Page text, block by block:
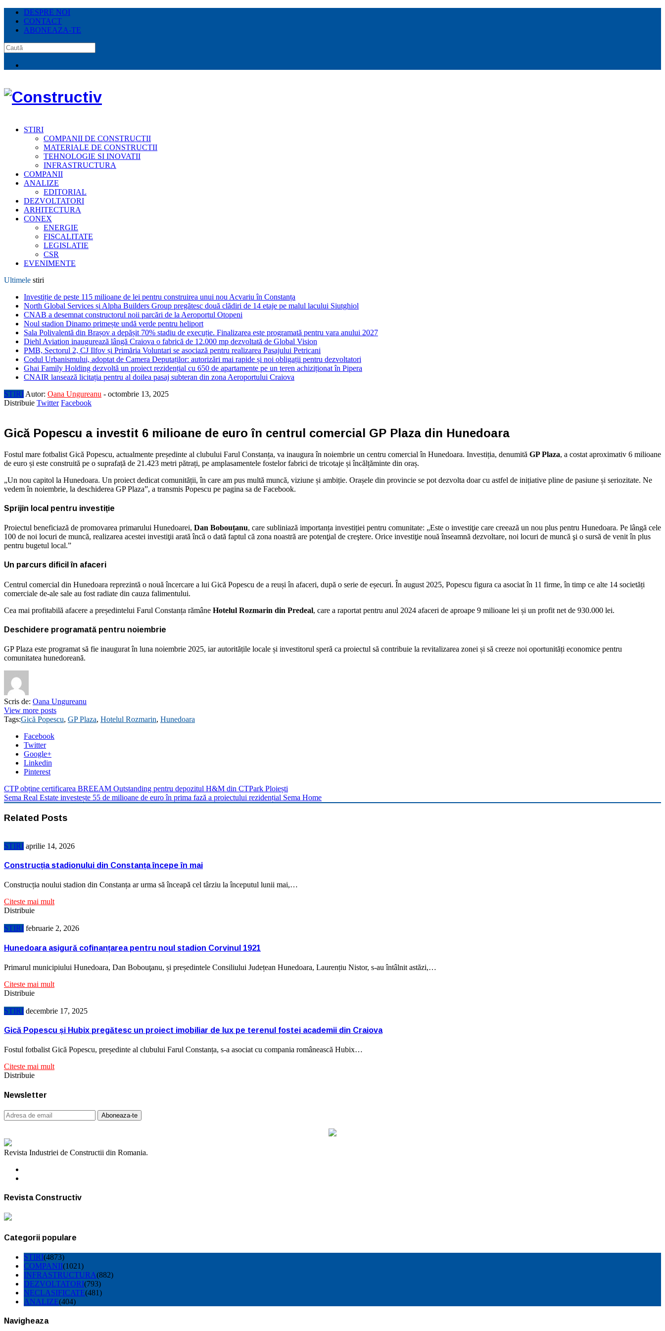
DESPRE NOI
CONTACT
ABONEAZA-TE
STIRI
COMPANII DE CONSTRUCTII
MATERIALE DE CONSTRUCTII
TEHNOLOGIE SI INOVATII
INFRASTRUCTURA
COMPANII
ANALIZE
EDITORIAL
DEZVOLTATORI
ARHITECTURA
CONEX
ENERGIE
FISCALITATE
LEGISLATIE
CSR
EVENIMENTE
Ultimele stiri
Investiție de peste 115 milioane de lei pentru construirea unui nou Acvariu în Constanța
North Global Services și Alpha Builders Group pregătesc două clădiri de 14 etaje pe malul lacului Siutghiol
CNAB a desemnat constructorul noii parcări de la Aeroportul Otopeni
Noul stadion Dinamo primește undă verde pentru heliport
Sala Polivalentă din Brașov a depășit 70% stadiu de execuție. Finalizarea este programată pentru vara anului 2027
Diehl Aviation inaugurează lângă Craiova o fabrică de 12.000 mp dezvoltată de Global Vision
PMB, Sectorul 2, CJ Ilfov și Primăria Voluntari se asociază pentru realizarea Pasajului Petricani
Codul Urbanismului, adoptat de Camera Deputaților: autorizări mai rapide și noi obligații pentru dezvoltatori
Ghai Family Holding dezvoltă un proiect rezidențial cu 650 de apartamente pe un teren achiziționat în Pipera
CNAIR lansează licitația pentru al doilea pasaj subteran din zona Aeroportului Craiova
STIRI Autor: Oana Ungureanu - octombrie 13, 2025
Distribuie Twitter Facebook
Gică Popescu a investit 6 milioane de euro în centrul comercial GP Plaza din Hunedoara
Fostul mare fotbalist Gică Popescu, actualmente președinte al clubului Farul Constanța, va inaugura în noiembrie un centru comercial în Hunedoara. Investiția, denumită GP Plaza, a costat aproximativ 6 milioane
de euro și este construită pe o suprafață de 21.423 metri pătrați, pe amplasamentele fostelor fabrici de tricotaje și încălțăminte din oraș.
„Un nou capitol la Hunedoara. Un proiect dedicat comunității, în care am pus multă muncă, viziune și ambiție. Orașele din provincie se pot dezvolta doar cu astfel de inițiative pline de pasiune și seriozitate. Ne
vedem în noiembrie, la deschiderea GP Plaza”, a transmis Popescu pe pagina sa de Facebook.
Sprijin local pentru investiție
Proiectul beneficiază de promovarea primarului Hunedoarei, Dan Bobouțanu, care subliniază importanța investiției pentru comunitate: „Este o investiţie care creează un nou plus pentru Hunedoara. Pe lângă cele
100 de noi locuri de muncă, realizarea acestei investiţii arată încă o dată faptul că zona noastră are potenţial de creştere. Orice investiţie nouă înseamnă dezvoltare, noi locuri de muncă şi o sursă de venit în plus
pentru bugetul local.”
Un parcurs dificil în afaceri
Centrul comercial din Hunedoara reprezintă o nouă încercare a lui Gică Popescu de a reuși în afaceri, după o serie de eșecuri. În august 2025, Popescu figura ca asociat în 11 firme, în timp ce alte 14 societăți
comerciale de-ale sale au fost radiate din cauza falimentului.
Cea mai profitabilă afacere a președintelui Farul Constanța rămâne Hotelul Rozmarin din Predeal, care a raportat pentru anul 2024 afaceri de aproape 9 milioane lei și un profit net de 930.000 lei.
Deschidere programată pentru noiembrie
GP Plaza este programat să fie inaugurat în luna noiembrie 2025, iar autoritățile locale și investitorul speră ca proiectul să contribuie la revitalizarea zonei și să creeze noi oportunități economice pentru
comunitatea hunedoreană.
Scris de: Oana Ungureanu
View more posts
Tags:Gică Popescu, GP Plaza, Hotelul Rozmarin, Hunedoara
Facebook
Twitter
Google+
Linkedin
Pinterest
CTP obține certificarea BREEAM Outstanding pentru depozitul H&M din CTPark Ploiești
Sema Real Estate investește 55 de milioane de euro în prima fază a proiectului rezidențial Sema Home
Related Posts
STIRI aprilie 14, 2026
Construcția stadionului din Constanța începe în mai
Construcția noului stadion din Constanța ar urma să înceapă cel târziu la începutul lunii mai,…
Citeste mai mult
Distribuie
STIRI februarie 2, 2026
Hunedoara asigură cofinanțarea pentru noul stadion Corvinul 1921
Primarul municipiului Hunedoara, Dan Bobouţanu, și președintele Consiliului Județean Hunedoara, Laurențiu Nistor, s-au întâlnit astăzi,…
Citeste mai mult
Distribuie
STIRI decembrie 17, 2025
Gică Popescu și Hubix pregătesc un proiect imobiliar de lux pe terenul fostei academii din Craiova
Fostul fotbalist Gică Popescu, președinte al clubului Farul Constanța, s-a asociat cu compania românească Hubix…
Citeste mai mult
Distribuie
Newsletter
Revista Industriei de Constructii din Romania.
Revista Constructiv
Categorii populare
STIRI(4873)
COMPANII(1021)
INFRASTRUCTURA(882)
DEZVOLTATORI(793)
NECLASIFICATE(481)
ANALIZE(404)
Navigheaza